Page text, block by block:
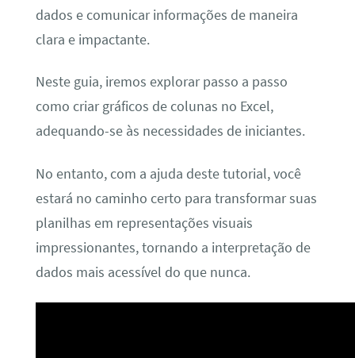
dados e comunicar informações de maneira
clara e impactante.
Neste guia, iremos explorar passo a passo
como criar gráficos de colunas no Excel,
adequando-se às necessidades de iniciantes.
No entanto, com a ajuda deste tutorial, você
estará no caminho certo para transformar suas
planilhas em representações visuais
impressionantes, tornando a interpretação de
dados mais acessível do que nunca.